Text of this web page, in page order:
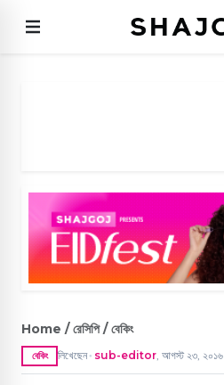
Home / রেসিপি / বেকিং
বেকিং লিখেছেন ● sub-editor,আগস্ট ২৩, ২০১৬